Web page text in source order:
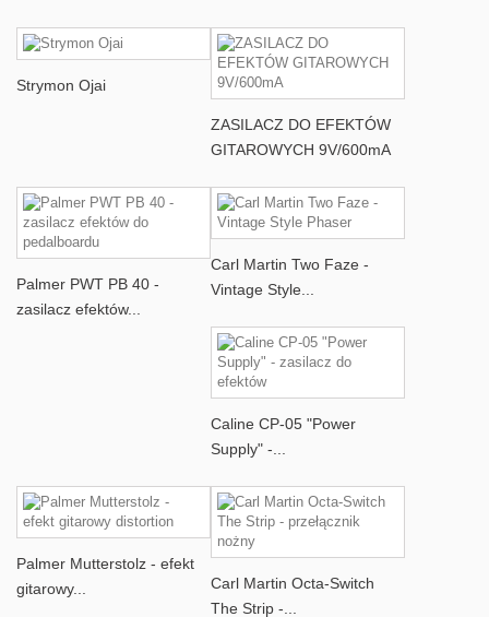
Strymon Ojai
ZASILACZ DO EFEKTÓW
GITAROWYCH 9V/600mA
Palmer PWT PB 40 -
zasilacz efektów...
Carl Martin Two Faze -
Vintage Style...
Caline CP-05 "Power
Supply" -...
Palmer Mutterstolz - efekt
gitarowy...
Carl Martin Octa-Switch
The Strip -...